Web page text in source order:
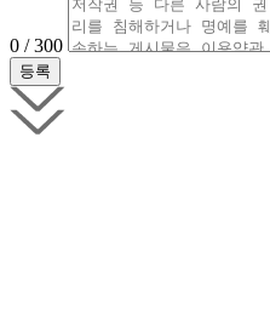
0 / 300